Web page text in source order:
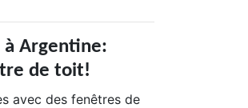
Argentine:
de toit!
avec des fenêtres de